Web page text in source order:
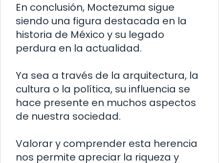
En conclusión, Moctezuma sigue
siendo una figura destacada en la
historia de México y su legado
perdura en la actualidad.
Ya sea a través de la arquitectura, la
cultura o la política, su influencia se
hace presente en muchos aspectos
de nuestra sociedad.
Valorar y comprender esta herencia
nos permite apreciar la riqueza y